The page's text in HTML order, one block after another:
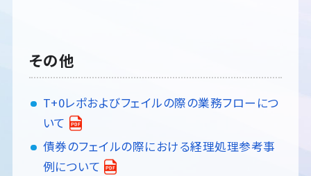
その他
T+0レポおよびフェイルの際の業務フローにつ
いて
債券のフェイルの際における経理処理参考事
例について